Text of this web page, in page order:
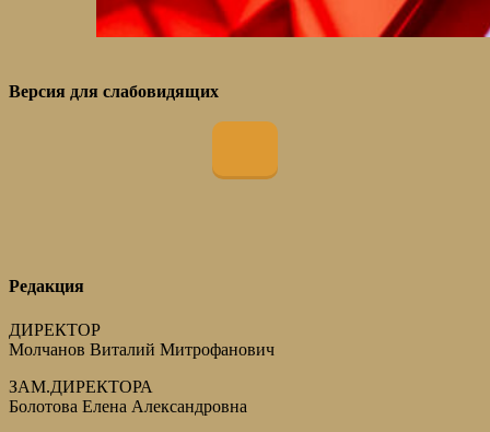
Версия для слабовидящих
Редакция
ДИРЕКТОР
Молчанов Виталий Митрофанович
ЗАМ.ДИРЕКТОРА
Болотова Елена Александровна